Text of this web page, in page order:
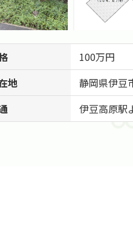
100万円
地
静岡県伊豆
伊豆高原駅